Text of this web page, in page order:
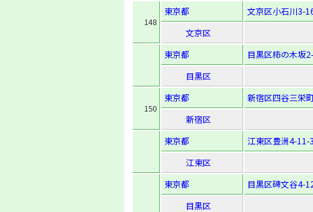
148
東京都
文京区小石川3-
文京区
東京都
目黒区柿の木坂
目黒区
150
東京都
新宿区四谷三栄
新宿区
東京都
江東区豊洲4-11-
江東区
東京都
目黒区碑文谷4-
目黒区